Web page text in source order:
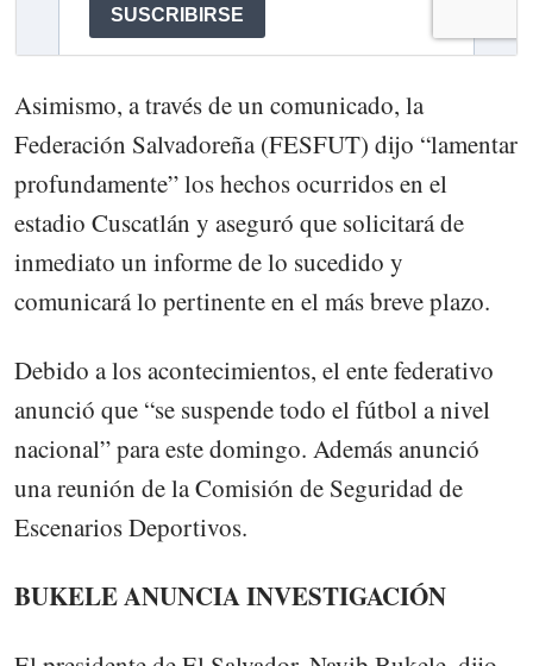
Asimismo, a través de un comunicado, la
Federación Salvadoreña (FESFUT) dijo “lamentar
profundamente” los hechos ocurridos en el
estadio Cuscatlán y aseguró que solicitará de
inmediato un informe de lo sucedido y
comunicará lo pertinente en el más breve plazo.
Debido a los acontecimientos, el ente federativo
anunció que “se suspende todo el fútbol a nivel
nacional” para este domingo. Además anunció
una reunión de la Comisión de Seguridad de
Escenarios Deportivos.
BUKELE ANUNCIA INVESTIGACIÓN